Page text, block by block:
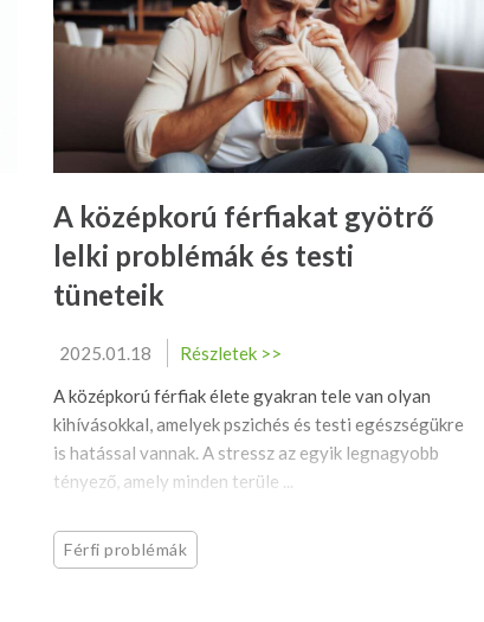
A középkorú férfiakat gyötrő
lelki problémák és testi
tüneteik
2025.01.18
Részletek >>
A középkorú férfiak élete gyakran tele van olyan
kihívásokkal, amelyek pszichés és testi egészségükre
is hatással vannak. A stressz az egyik legnagyobb
tényező, amely minden terüle ...
Férfi problémák